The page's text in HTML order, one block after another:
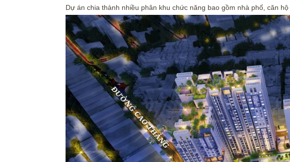
Dự án chia thành nhiều phân khu chức năng bao gồm nhà phố, căn